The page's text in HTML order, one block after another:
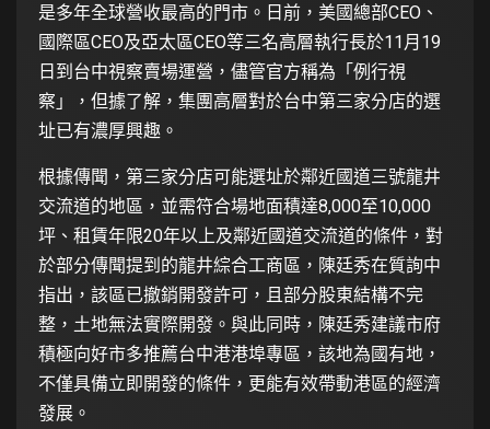
是多年全球營收最高的門市。日前，美國總部CEO、
國際區CEO及亞太區CEO等三名高層執行長於11月19
日到台中視察賣場運營，儘管官方稱為「例行視
察」，但據了解，集團高層對於台中第三家分店的選
址已有濃厚興趣。
根據傳聞，第三家分店可能選址於鄰近國道三號龍井
交流道的地區，並需符合場地面積達8,000至10,000
坪、租賃年限20年以上及鄰近國道交流道的條件，對
於部分傳聞提到的龍井綜合工商區，陳廷秀在質詢中
指出，該區已撤銷開發許可，且部分股東結構不完
整，土地無法實際開發。與此同時，陳廷秀建議市府
積極向好市多推薦台中港港埠專區，該地為國有地，
不僅具備立即開發的條件，更能有效帶動港區的經濟
發展。